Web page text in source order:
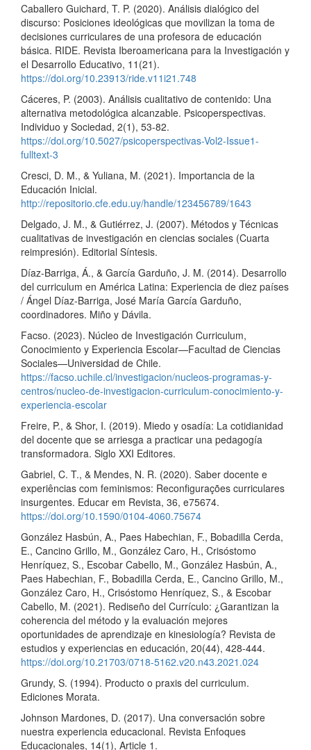
Caballero Guichard, T. P. (2020). Análisis dialógico del
discurso: Posiciones ideológicas que movilizan la toma de
decisiones curriculares de una profesora de educación
básica. RIDE. Revista Iberoamericana para la Investigación y
el Desarrollo Educativo, 11(21).
https://doi.org/10.23913/ride.v11i21.748
Cáceres, P. (2003). Análisis cualitativo de contenido: Una
alternativa metodológica alcanzable. Psicoperspectivas.
Individuo y Sociedad, 2(1), 53-82.
https://doi.org/10.5027/psicoperspectivas-Vol2-Issue1-
fulltext-3
Cresci, D. M., & Yuliana, M. (2021). Importancia de la
Educación Inicial.
http://repositorio.cfe.edu.uy/handle/123456789/1643
Delgado, J. M., & Gutiérrez, J. (2007). Métodos y Técnicas
cualitativas de investigación en ciencias sociales (Cuarta
reimpresión). Editorial Síntesis.
Díaz-Barriga, Á., & García Garduño, J. M. (2014). Desarrollo
del curriculum en América Latina: Experiencia de diez países
/ Ángel Díaz-Barriga, José María García Garduño,
coordinadores. Miño y Dávila.
Facso. (2023). Núcleo de Investigación Curriculum,
Conocimiento y Experiencia Escolar—Facultad de Ciencias
Sociales—Universidad de Chile.
https://facso.uchile.cl/investigacion/nucleos-programas-y-
centros/nucleo-de-investigacion-curriculum-conocimiento-y-
experiencia-escolar
Freire, P., & Shor, I. (2019). Miedo y osadía: La cotidianidad
del docente que se arriesga a practicar una pedagogía
transformadora. Siglo XXI Editores.
Gabriel, C. T., & Mendes, N. R. (2020). Saber docente e
experiências com feminismos: Reconfigurações curriculares
insurgentes. Educar em Revista, 36, e75674.
https://doi.org/10.1590/0104-4060.75674
González Hasbún, A., Paes Habechian, F., Bobadilla Cerda,
E., Cancino Grillo, M., González Caro, H., Crisóstomo
Henríquez, S., Escobar Cabello, M., González Hasbún, A.,
Paes Habechian, F., Bobadilla Cerda, E., Cancino Grillo, M.,
González Caro, H., Crisóstomo Henríquez, S., & Escobar
Cabello, M. (2021). Rediseño del Currículo: ¿Garantizan la
coherencia del método y la evaluación mejores
oportunidades de aprendizaje en kinesiología? Revista de
estudios y experiencias en educación, 20(44), 428-444.
https://doi.org/10.21703/0718-5162.v20.n43.2021.024
Grundy, S. (1994). Producto o praxis del curriculum.
Ediciones Morata.
Johnson Mardones, D. (2017). Una conversación sobre
nuestra experiencia educacional. Revista Enfoques
Educacionales, 14(1), Article 1.